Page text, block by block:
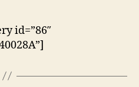
id=”86″